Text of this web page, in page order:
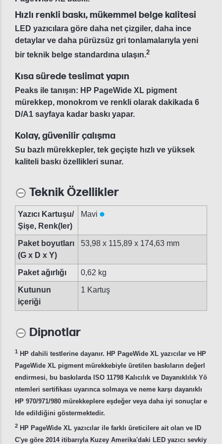
Hızlı renkli baskı, mükemmel belge kalitesi
LED yazıcılara göre daha net çizgiler, daha ince
detaylar ve daha pürüzsüz gri tonlamalarıyla yeni
bir teknik belge standardına ulaşın.2
Kısa sürede teslimat yapın
Peaks ile tanışın: HP PageWide XL pigment
mürekkep, monokrom ve renkli olarak dakikada 6
D/A1 sayfaya kadar baskı yapar.
Kolay, güvenilir çalışma
Su bazlı mürekkepler, tek geçişte hızlı ve yüksek
kaliteli baskı özellikleri sunar.
Teknik Özellikler
Yazıcı Kartuşu/
Şişe, Renk(ler)
Mavi
Paket boyutları
(G x D x Y)
53,98 x 115,89 x 174,63 mm
Paket ağırlığı 0,62 kg
Kutunun
içeriği
1 Kartuş
Dipnotlar
1 HP dahili testlerine dayanır. HP PageWide XL yazıcılar ve HP
PageWide XL pigment mürekkebiyle üretilen baskıların değerl
endirmesi, bu baskılarda ISO 11798 Kalıcılık ve Dayanıklılık Yö
ntemleri sertifikası uyarınca solmaya ve neme karşı dayanıklı
HP 970/971/980 mürekkeplere eşdeğer veya daha iyi sonuçlar e
lde edildiğini göstermektedir.
2 HP PageWide XL yazıcılar ile farklı üreticilere ait olan ve ID
C'ye göre 2014 itibarıyla Kuzey Amerika'daki LED yazıcı sevkiy